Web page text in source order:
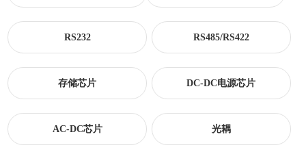
RS232 RS485/RS422
存储芯片 DC-DC电源芯片
AC-DC芯片 光耦